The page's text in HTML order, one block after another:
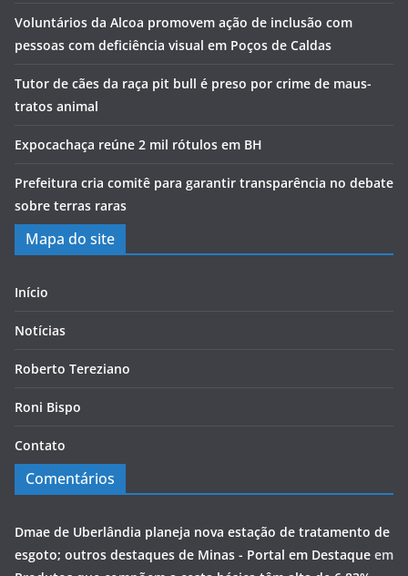
Voluntários da Alcoa promovem ação de inclusão com
pessoas com deficiência visual em Poços de Caldas
Tutor de cães da raça pit bull é preso por crime de maus-
tratos animal
Expocachaça reúne 2 mil rótulos em BH
Prefeitura cria comitê para garantir transparência no debate
sobre terras raras
Mapa do site
Início
Notícias
Roberto Tereziano
Roni Bispo
Contato
Comentários
Dmae de Uberlândia planeja nova estação de tratamento de
esgoto; outros destaques de Minas - Portal em Destaque em